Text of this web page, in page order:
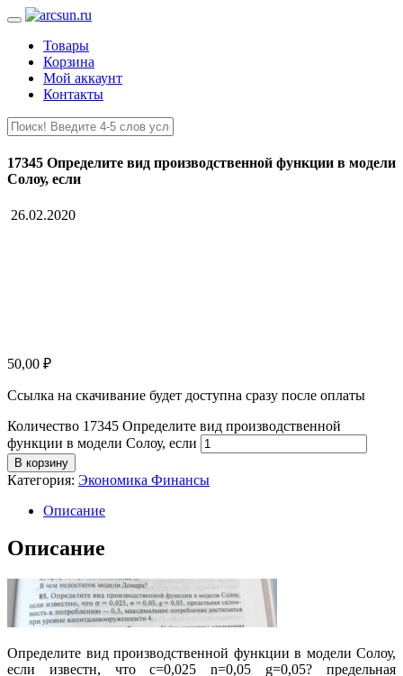
Товары
Корзина
Мой аккаунт
Контакты
17345 Определите вид производственной функции в модели
Солоу, если
26.02.2020
50,00 ₽
Ссылка на скачивание будет доступна сразу после оплаты
Количество 17345 Определите вид производственной
функции в модели Солоу, если
В корзину
Категория: Экономика Финансы
Описание
Описание
Определите вид производственной функции в модели Солоу,
если известн, что с=0,025 n=0,05 g=0,05? предельная